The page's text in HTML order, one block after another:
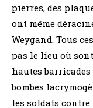
pierres, des
ont même
Weygand. Tous
pas le lieu où
hautes barricades
bombes
les soldats